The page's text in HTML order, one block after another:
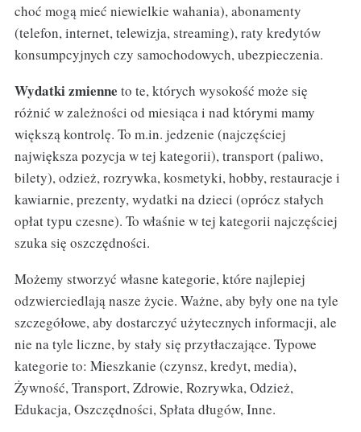
choć mogą mieć niewielkie wahania), abonamenty
(telefon, internet, telewizja, streaming), raty kredytów
konsumpcyjnych czy samochodowych, ubezpieczenia.
Wydatki zmienne to te, których wysokość może się
różnić w zależności od miesiąca i nad którymi mamy
większą kontrolę. To m.in. jedzenie (najczęściej
największa pozycja w tej kategorii), transport (paliwo,
bilety), odzież, rozrywka, kosmetyki, hobby, restauracje i
kawiarnie, prezenty, wydatki na dzieci (oprócz stałych
opłat typu czesne). To właśnie w tej kategorii najczęściej
szuka się oszczędności.
Możemy stworzyć własne kategorie, które najlepiej
odzwierciedlają nasze życie. Ważne, aby były one na tyle
szczegółowe, aby dostarczyć użytecznych informacji, ale
nie na tyle liczne, by stały się przytłaczające. Typowe
kategorie to: Mieszkanie (czynsz, kredyt, media),
Żywność, Transport, Zdrowie, Rozrywka, Odzież,
Edukacja, Oszczędności, Spłata długów, Inne.